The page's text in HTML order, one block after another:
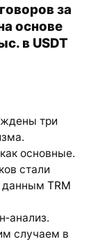
за
основе
в USDT
три
основные.
стали
данным TRM
случаем в